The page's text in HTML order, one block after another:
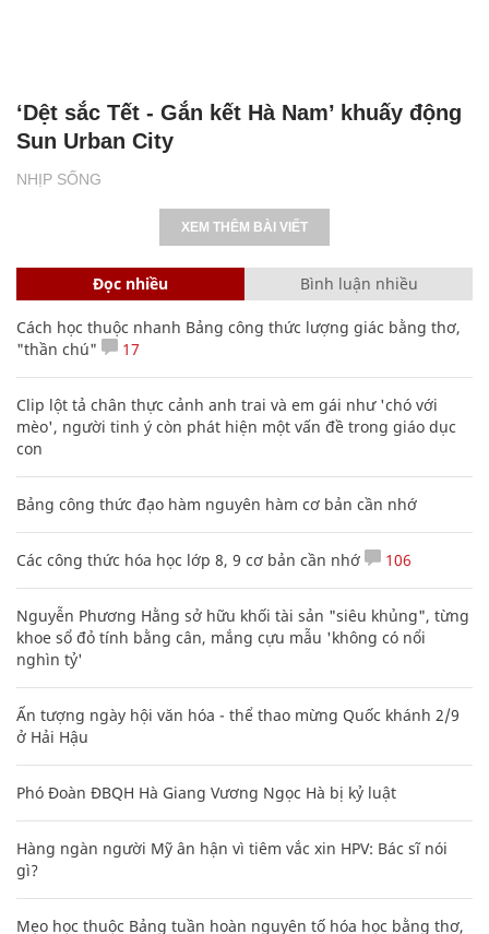
NHỊP SỐNG
‘Dệt sắc Tết - Gắn kết Hà Nam’ khuấy động
Sun Urban City
XEM THÊM BÀI VIẾT
Đọc nhiều Bình luận nhiều
Cách học thuộc nhanh Bảng công thức lượng giác bằng thơ,
"thần chú"
17
Clip lột tả chân thực cảnh anh trai và em gái như 'chó với
mèo', người tinh ý còn phát hiện một vấn đề trong giáo dục
con
Bảng công thức đạo hàm nguyên hàm cơ bản cần nhớ
Các công thức hóa học lớp 8, 9 cơ bản cần nhớ 106
Nguyễn Phương Hằng sở hữu khối tài sản "siêu khủng", từng
khoe sổ đỏ tính bằng cân, mắng cựu mẫu 'không có nổi
nghìn tỷ'
Ấn tượng ngày hội văn hóa - thể thao mừng Quốc khánh 2/9
ở Hải Hậu
Phó Đoàn ĐBQH Hà Giang Vương Ngọc Hà bị kỷ luật
Hàng ngàn người Mỹ ân hận vì tiêm vắc xin HPV: Bác sĩ nói
gì?
Mẹo học thuộc Bảng tuần hoàn nguyên tố hóa học bằng thơ,